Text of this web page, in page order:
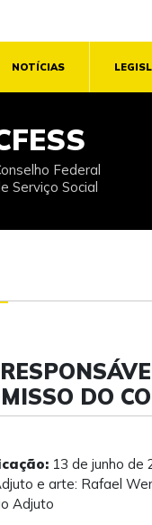
NOTÍCIAS
Federal
Serviço Social
DO
13 de junho de
e arte: Rafael
Adjuto